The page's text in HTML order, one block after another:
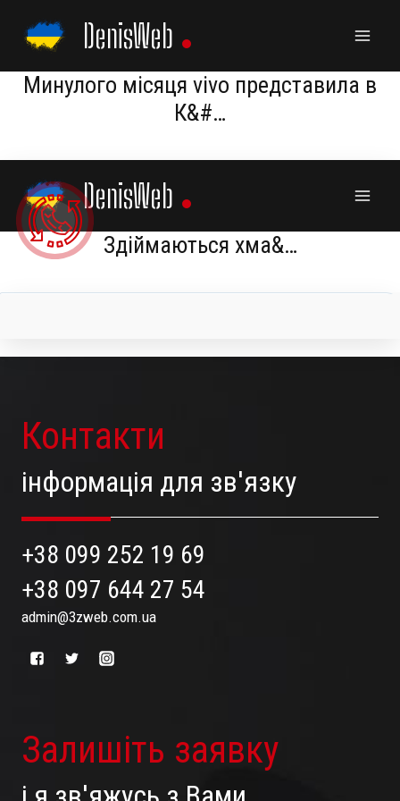
content
DenisWeb
Минулого місяця vivo представила в
К&#…
Контакти
інформація для зв'язку
+38 099 252 19 69
+38 097 644 27 54
admin@3zweb.com.ua
Залишіть заявку